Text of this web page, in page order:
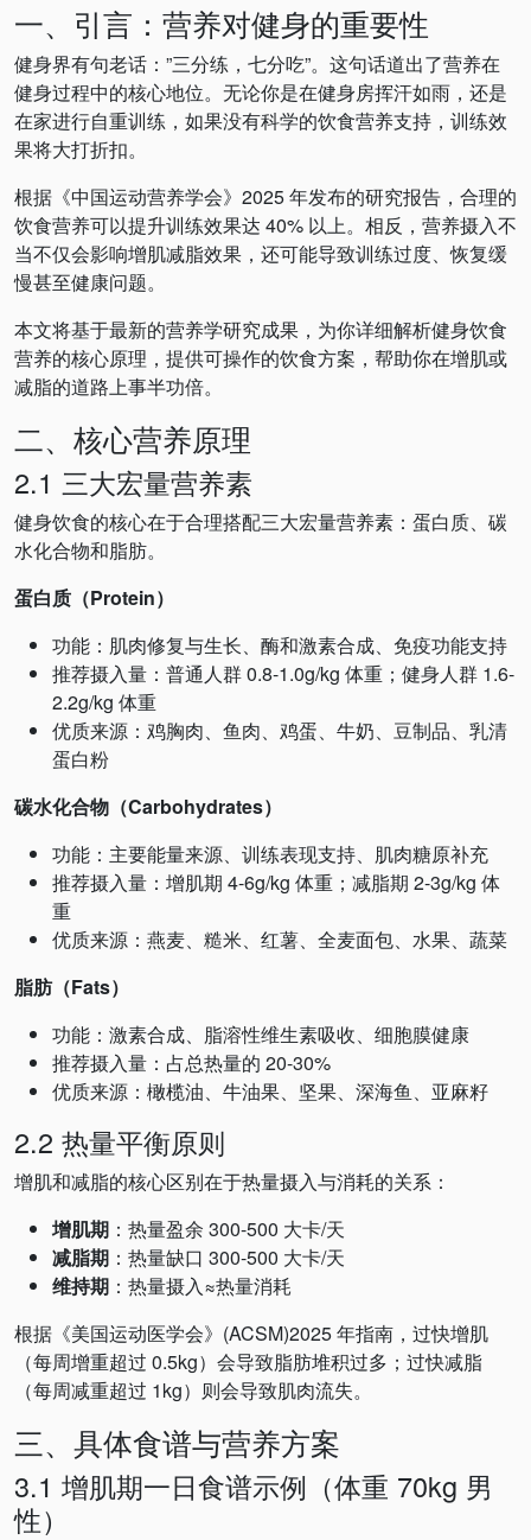
一、引言：营养对健身的重要性
健身界有句老话：”三分练，七分吃”。这句话道出了营养在
健身过程中的核心地位。无论你是在健身房挥汗如雨，还是
在家进行自重训练，如果没有科学的饮食营养支持，训练效
果将大打折扣。
根据《中国运动营养学会》2025 年发布的研究报告，合理的
饮食营养可以提升训练效果达 40% 以上。相反，营养摄入不
当不仅会影响增肌减脂效果，还可能导致训练过度、恢复缓
慢甚至健康问题。
本文将基于最新的营养学研究成果，为你详细解析健身饮食
营养的核心原理，提供可操作的饮食方案，帮助你在增肌或
减脂的道路上事半功倍。
二、核心营养原理
2.1 三大宏量营养素
健身饮食的核心在于合理搭配三大宏量营养素：蛋白质、碳
水化合物和脂肪。
蛋白质（Protein）
功能：肌肉修复与生长、酶和激素合成、免疫功能支持
推荐摄入量：普通人群 0.8-1.0g/kg 体重；健身人群 1.6-
2.2g/kg 体重
优质来源：鸡胸肉、鱼肉、鸡蛋、牛奶、豆制品、乳清
蛋白粉
碳水化合物（Carbohydrates）
功能：主要能量来源、训练表现支持、肌肉糖原补充
推荐摄入量：增肌期 4-6g/kg 体重；减脂期 2-3g/kg 体
重
优质来源：燕麦、糙米、红薯、全麦面包、水果、蔬菜
脂肪（Fats）
功能：激素合成、脂溶性维生素吸收、细胞膜健康
推荐摄入量：占总热量的 20-30%
优质来源：橄榄油、牛油果、坚果、深海鱼、亚麻籽
2.2 热量平衡原则
增肌和减脂的核心区别在于热量摄入与消耗的关系：
增肌期 ：热量盈余 300-500 大卡/天
减脂期 ：热量缺口 300-500 大卡/天
维持期 ：热量摄入≈热量消耗
根据《美国运动医学会》(ACSM)2025 年指南，过快增肌
（每周增重超过 0.5kg）会导致脂肪堆积过多；过快减脂
（每周减重超过 1kg）则会导致肌肉流失。
三、具体食谱与营养方案
3.1 增肌期一日食谱示例（体重 70kg 男
性）